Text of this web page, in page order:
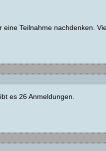
Teilnahme nachdenken.
es 26 Anmeldungen.